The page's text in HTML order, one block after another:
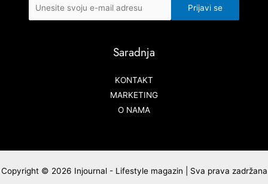
Saradnja
KONTAKT
MARKETING
O NAMA
Copyright © 2026 Injournal - Lifestyle magazin | Sva prava zadržana